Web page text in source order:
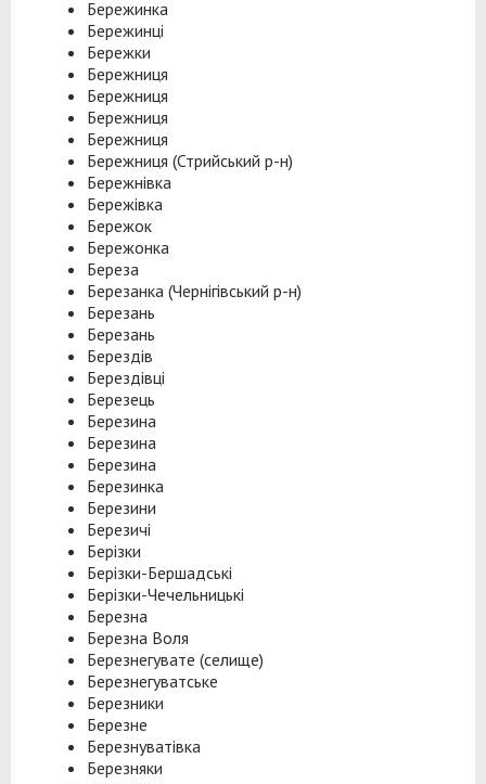
Бережинка
Бережинці
Бережки
Бережниця
Бережниця
Бережниця
Бережниця
Бережниця (Стрийський р-н)
Бережнівка
Бережівка
Бережок
Бережонка
Береза
Березанка (Чернігівський р-н)
Березань
Березань
Берездів
Берездівці
Березець
Березина
Березина
Березина
Березинка
Березини
Березичі
Берізки
Берізки-Бершадські
Берізки-Чечельницькі
Березна
Березна Воля
Березнегувате (селище)
Березнегуватське
Березники
Березне
Березнуватівка
Березняки